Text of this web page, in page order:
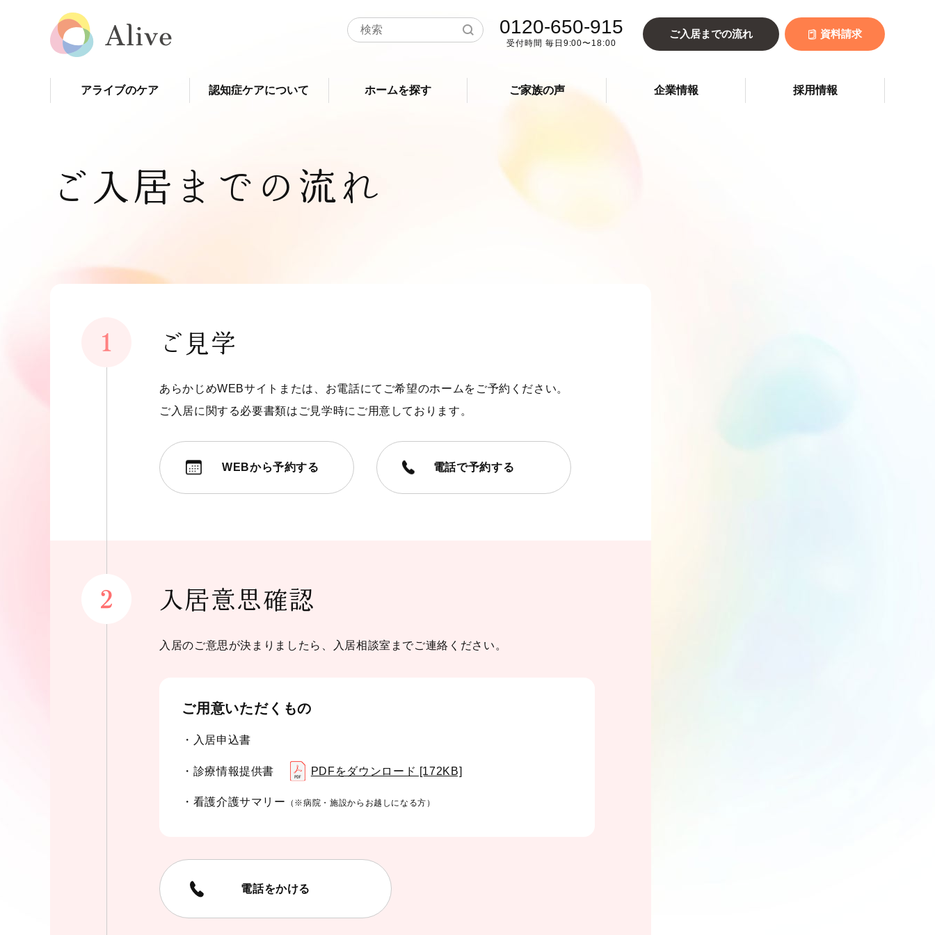
0120-650-915
受付時間 毎日9:00〜18:00
ご入居までの流れ 資料請求
アライブのケア 認知症ケアについて ホームを探す ご家族の声 企業情報 採用情報
ご入居までの流れ
ご見学
あらかじめWEBサイトまたは、お電話にてご希望のホームをご予約ください。
ご入居に関する必要書類はご見学時にご用意しております。
WEBから予約する 電話で予約する
入居意思確認
入居のご意思が決まりましたら、入居相談室までご連絡ください。
ご用意いただくもの
・入居申込書
・診療情報提供書 PDFをダウンロード [172KB]
・看護介護サマリー （※病院・施設からお越しになる方）
電話をかける